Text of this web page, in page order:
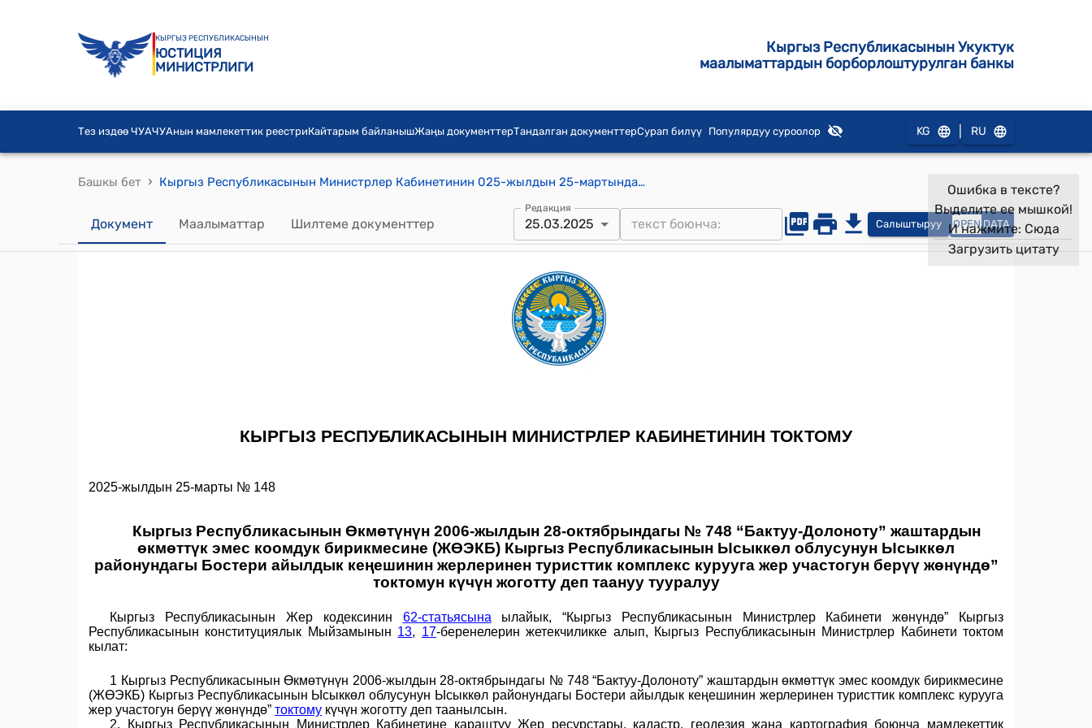
КЫРГЫЗ РЕСПУБЛИКАСЫНЫН
ЮСТИЦИЯ
МИНИСТРЛИГИ
Кыргыз Республикасынын Укуктук
маалыматтардын борборлоштурулган банкы
Тез издөө ЧУАЧУАнын мамлекеттик реестриКайтарым байланышЖаңы документтерТандалган документтерСурап билүү Популярдуу суроолор KG RU
Башкы бет › Кыргыз Республикасынын Министрлер Кабинетинин 025-жылдын 25-мартындагы № 148 "Кыргыз Республикасынын Өкмөтүнүн 2006-жылдын 28-октябрындагы № 748 “Бактуу-Долоноту” жаштардын өкмөттүк эмес коомдук бирикмесине (ЖӨЭКБ) Кыргыз Республикасынын Ысыккөл облусунун Ысыккөл районундагы Бостери айылдык кеңешинин жерлеринен туристтик комплекс курууга жер участогун берүү жөнүндө” токтомун күчүн жоготту деп таануу тууралуу" токтому
Документ Маалыматтар Шилтеме документтер
Редакция
25.03.2025 Салыштыруу OPEN DATA
Ошибка в тексте?
Выделите ее мышкой!
И нажмите: Сюда
Загрузить цитату